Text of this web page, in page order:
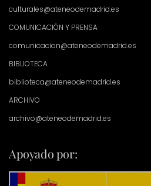
culturales@ateneodemadrid.es
COMUNICACIÓN Y PRENSA
comunicacion@ateneodemadrid.es
BIBLIOTECA
biblioteca@ateneodemadrid.es
ARCHIVO
archivo@ateneodemadrid.es
Apoyado por: